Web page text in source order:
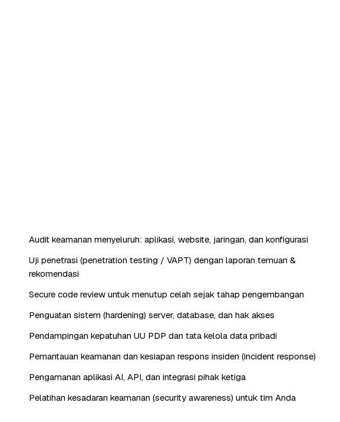
Audit keamanan menyeluruh: aplikasi, website, jaringan, dan konfigurasi
Uji penetrasi (penetration testing / VAPT) dengan laporan temuan &
rekomendasi
Secure code review untuk menutup celah sejak tahap pengembangan
Penguatan sistem (hardening) server, database, dan hak akses
Pendampingan kepatuhan UU PDP dan tata kelola data pribadi
Pemantauan keamanan dan kesiapan respons insiden (incident response)
Pengamanan aplikasi AI, API, dan integrasi pihak ketiga
Pelatihan kesadaran keamanan (security awareness) untuk tim Anda